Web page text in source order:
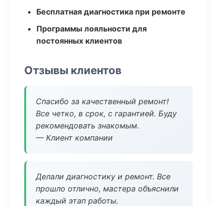
Бесплатная диагностика при ремонте
Программы лояльности для
постоянных клиентов
Отзывы клиентов
Спасибо за качественный ремонт!
Все четко, в срок, с гарантией. Буду
рекомендовать знакомым.
— Клиент компании
Делали диагностику и ремонт. Все
прошло отлично, мастера объяснили
каждый этап работы.